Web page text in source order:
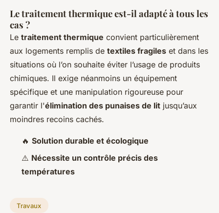
Le traitement thermique est-il adapté à tous les
cas ?
Le traitement thermique convient particulièrement
aux logements remplis de textiles fragiles et dans les
situations où l’on souhaite éviter l’usage de produits
chimiques. Il exige néanmoins un équipement
spécifique et une manipulation rigoureuse pour
garantir l'élimination des punaises de lit jusqu’aux
moindres recoins cachés.
🔥 Solution durable et écologique
⚠️ Nécessite un contrôle précis des
températures
Travaux